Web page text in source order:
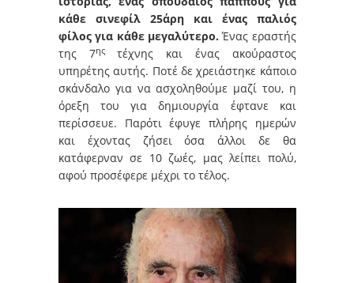
κάθε σινεφίλ 25άρη και ένας παλιός
φίλος για κάθε μεγαλύτερο. Ένας εραστής
της 7ηςτέχνης και ένας ακούραστος
υπηρέτης αυτής. Ποτέ δε χρειάστηκε κάποιο
σκάνδαλο για να ασχοληθούμε μαζί του, η
όρεξη του για δημιουργία έφτανε και
περίσσευε. Παρότι έφυγε πλήρης ημερών
και έχοντας ζήσει όσα άλλοι δε θα
κατάφερναν σε 10 ζωές, μας λείπει πολύ,
αφού προσέφερε μέχρι το τέλος.